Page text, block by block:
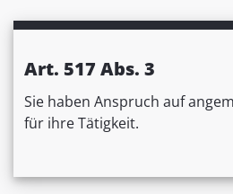
Art. 517 Abs. 3
Sie haben Anspruch auf
für ihre Tätigkeit.